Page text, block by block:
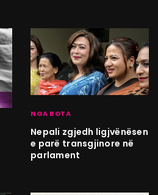
NGA BOTA
Nepali zgjedh ligjvënësen
e parë transgjinore në
parlament